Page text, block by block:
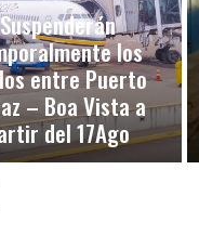
Suspenderán
los
entre Puerto
– Boa Vista a
del 17Ago